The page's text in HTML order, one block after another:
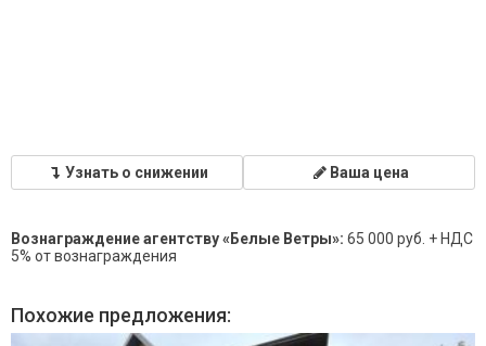
Узнать о снижении Ваша цена
Вознаграждение агентству «Белые Ветры»: 65 000 руб. + НДС
5% от вознаграждения
Похожие предложения: